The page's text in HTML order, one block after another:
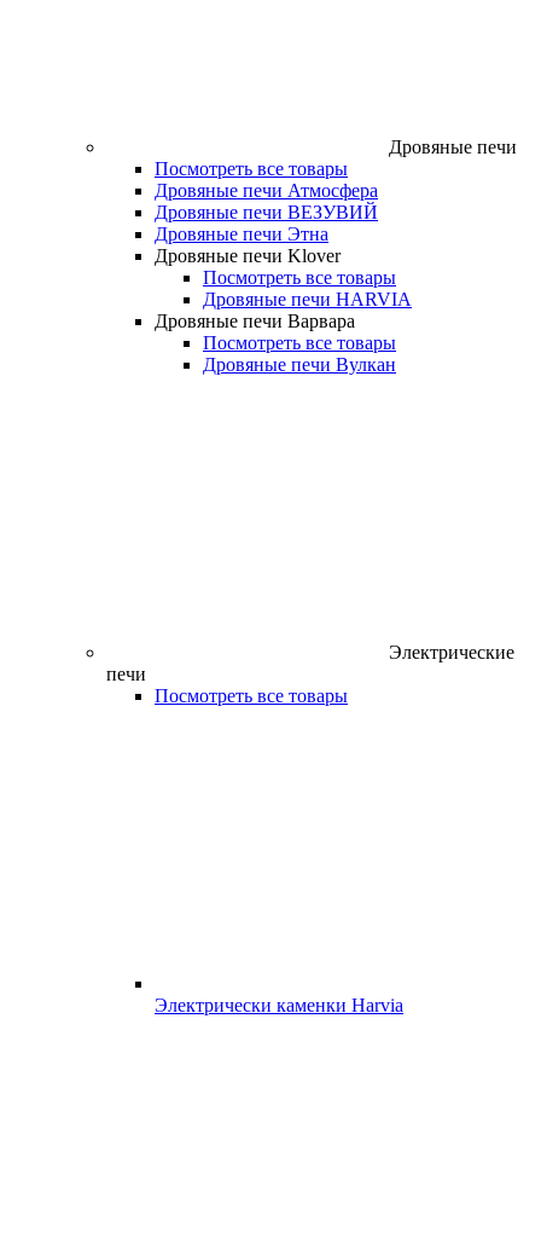
Дровяные печи
Посмотреть все товары
Дровяные печи Атмосфера
Дровяные печи ВЕЗУВИЙ
Дровяные печи Этна
Дровяные печи Klover
Посмотреть все товары
Дровяные печи HARVIA
Дровяные печи Варвара
Посмотреть все товары
Дровяные печи Вулкан
Электрические
печи
Посмотреть все товары
Электрически каменки Harvia